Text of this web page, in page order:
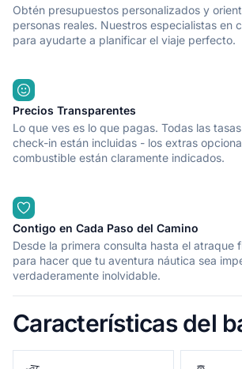
Obtén presupuestos personalizados y
personas reales. Nuestros especialistas en
para ayudarte a planificar el viaje perfecto.
Precios Transparentes
Lo que ves es lo que pagas. Todas las
check-in están incluidas - los extras
combustible están claramente indicados.
Contigo en Cada Paso del Camino
Desde la primera consulta hasta el atraque
para hacer que tu aventura náutica sea
verdaderamente inolvidable.
Características del